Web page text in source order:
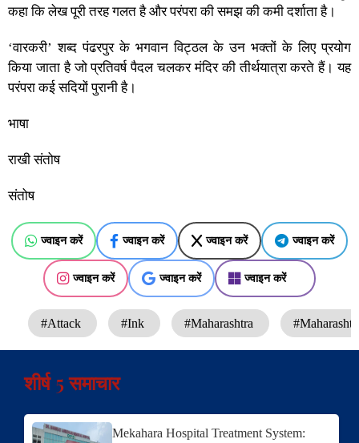
कहा कि लेख पूरी तरह गलत है और परंपरा की समझ की कमी दर्शाता है।
‘वारकरी’ शब्द पंढरपुर के भगवान विट्ठल के उन भक्तों के लिए प्रयोग
किया जाता है जो प्रतिवर्ष पैदल चलकर मंदिर की तीर्थयात्रा करते हैं। यह
परंपरा कई सदियों पुरानी है।
भाषा
राखी संतोष
संतोष
ज्वाइन करें ज्वाइन करें ज्वाइन करें ज्वाइन करें
ज्वाइन करें ज्वाइन करें ज्वाइन करें
#Attack #Ink #Maharashtra
शीर्ष 5 समाचार
Mekahara Hospital Treatment System: